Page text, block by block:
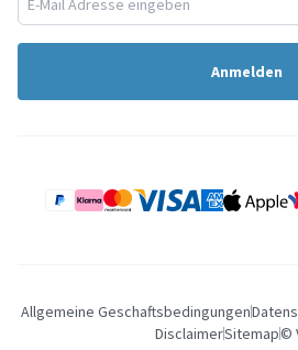
Anmelden
Allgemeine Geschaftsbedingungen
DisclaimerSitemap©